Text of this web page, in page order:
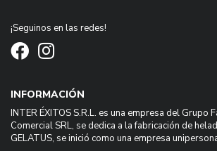
¡Seguinos en las redes!
INFORMACIÓN
INTER ÉXITOS S.R.L. es una empresa del Grupo
Comercial SRL, se dedica a la fabricación de
GELATUS, se inició como una empresa